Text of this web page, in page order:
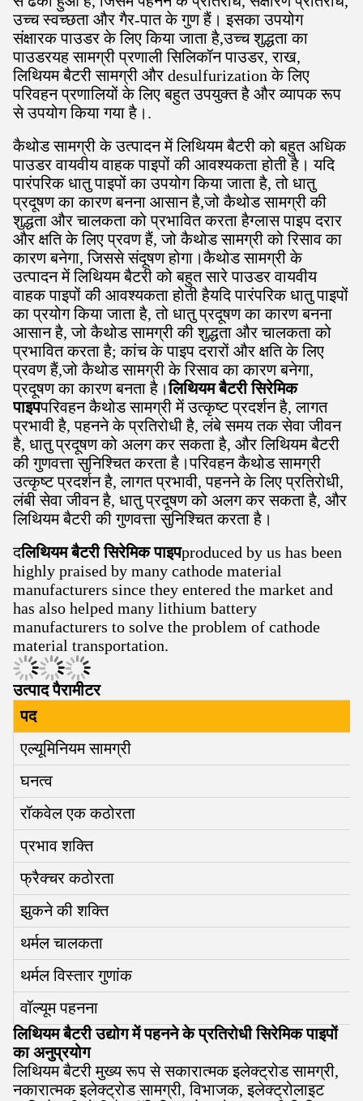
उच्च स्वच्छता और गैर-पात के गुण हैं। इसका उपयोग
संक्षारक पाउडर के लिए किया जाता है,उच्च शुद्धता का
पाउडरयह सामग्री प्रणाली सिलिकॉन पाउडर, राख,
लिथियम बैटरी सामग्री और desulfurization के लिए
परिवहन प्रणालियों के लिए बहुत उपयुक्त है और व्यापक रूप
से उपयोग किया गया है।.
कैथोड सामग्री के उत्पादन में लिथियम बैटरी को बहुत अधिक
पाउडर वायवीय वाहक पाइपों की आवश्यकता होती है। यदि
पारंपरिक धातु पाइपों का उपयोग किया जाता है, तो धातु
प्रदूषण का कारण बनना आसान है,जो कैथोड सामग्री की
शुद्धता और चालकता को प्रभावित करता हैग्लास पाइप दरार
और क्षति के लिए प्रवण हैं, जो कैथोड सामग्री को रिसाव का
कारण बनेगा, जिससे संदूषण होगा।कैथोड सामग्री के
उत्पादन में लिथियम बैटरी को बहुत सारे पाउडर वायवीय
वाहक पाइपों की आवश्यकता होती हैयदि पारंपरिक धातु पाइपों
का प्रयोग किया जाता है, तो धातु प्रदूषण का कारण बनना
आसान है, जो कैथोड सामग्री की शुद्धता और चालकता को
प्रभावित करता है; कांच के पाइप दरारों और क्षति के लिए
प्रवण हैं,जो कैथोड सामग्री के रिसाव का कारण बनेगा,
प्रदूषण का कारण बनता है।लिथियम बैटरी सिरेमिक
पाइपपरिवहन कैथोड सामग्री में उत्कृष्ट प्रदर्शन है, लागत
प्रभावी है, पहनने के प्रतिरोधी है, लंबे समय तक सेवा जीवन
है, धातु प्रदूषण को अलग कर सकता है, और लिथियम बैटरी
की गुणवत्ता सुनिश्चित करता है।परिवहन कैथोड सामग्री
उत्कृष्ट प्रदर्शन है, लागत प्रभावी, पहनने के लिए प्रतिरोधी,
लंबी सेवा जीवन है, धातु प्रदूषण को अलग कर सकता है, और
लिथियम बैटरी की गुणवत्ता सुनिश्चित करता है।
दलिथियम बैटरी सिरेमिक पाइपproduced by us has been
highly praised by many cathode material
manufacturers since they entered the market and
has also helped many lithium battery
manufacturers to solve the problem of cathode
material transportation.
उत्पाद पैरामीटर
पद
एल्यूमिनियम सामग्री
घनत्व
रॉकवेल एक कठोरता
प्रभाव शक्ति
फ्रैक्चर कठोरता
झुकने की शक्ति
थर्मल चालकता
थर्मल विस्तार गुणांक
वॉल्यूम पहनना
लिथियम बैटरी उद्योग में पहनने के प्रतिरोधी सिरेमिक पाइपों
का अनुप्रयोग
लिथियम बैटरी मुख्य रूप से सकारात्मक इलेक्ट्रोड सामग्री,
नकारात्मक इलेक्ट्रोड सामग्री, विभाजक, इलेक्ट्रोलाइट